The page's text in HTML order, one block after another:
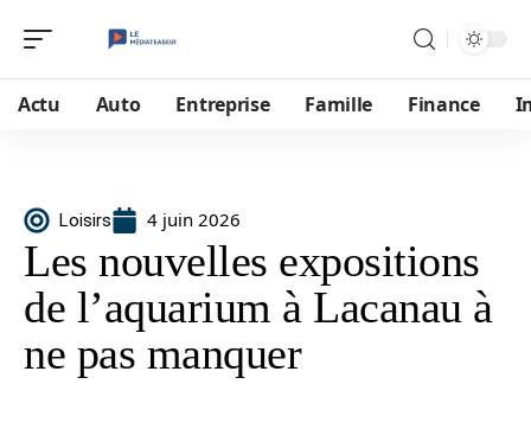
Actu Auto Entreprise Famille Finance
Loisirs 4 juin 2026
Les nouvelles expositions
de l’aquarium à Lacanau à
ne pas manquer